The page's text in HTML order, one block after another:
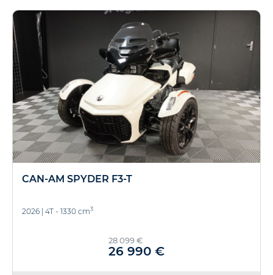
CAN-AM SPYDER F3-T
2026 4T - 1330 cm3
28 099 €
26 990 €